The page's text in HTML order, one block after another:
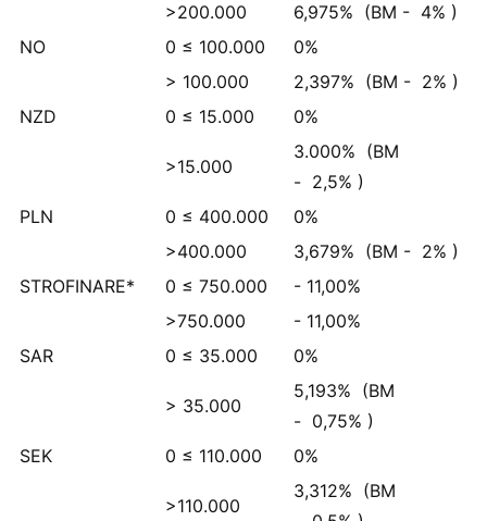
>200.000
6,975% (BM - 4% )
NO
0 ≤ 100.000
0%
> 100.000
2,397% (BM - 2% )
NZD
0 ≤ 15.000 0%
>15.000
3.000% (BM
- 2,5% )
PLN
0 ≤ 400.000
0%
>400.000
3,679% (BM - 2% )
STROFINARE*
0 ≤ 750.000
- 11,00%
>750.000
- 11,00%
SAR
0 ≤ 35.000 0%
> 35.000
5,193% (BM
- 0,75% )
SEK
0 ≤ 110.000 0%
>110.000
3,312% (BM